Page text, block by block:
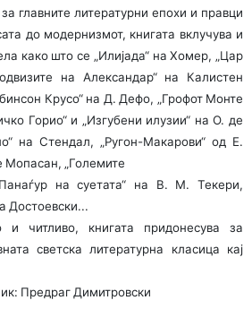
главните литературни епохи и правци
до модернизмот, книгата вклучува и
како што се „Илијада“ на Хомер, „Цар
на Александар“ на Калистен
Крусо“ на Д. Дефо, „Грофот Монте
Горио“ и „Изгубени илузии“ на О. де
на Стендал, „Ругон-Макарови“ од Е.
Мопасан, „Големите
на суетата“ на В. М. Текери,
Достоевски...
и читливо, книгата придонесува за
светска литературна класица кај
Предраг Димитровски